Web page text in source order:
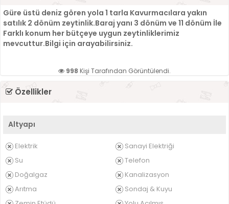
Güre üstü deniz gören yola 1 tarla Kavurmacılara yakın
satılık 2 dönüm zeytinlik.Baraj yanı 3 dönüm ve 11 dönüm İle
Farklı konum her bütçeye uygun zeytinliklerimiz
mevcuttur.Bilgi için arayabilirsiniz.
998 Kişi Tarafından Görüntülendi.
Özellikler
Altyapı
Elektrik
Sanayi Elektriği
Su
Telefon
Doğalgaz
Kanalizasyon
Arıtma
Sondaj & Kuyu